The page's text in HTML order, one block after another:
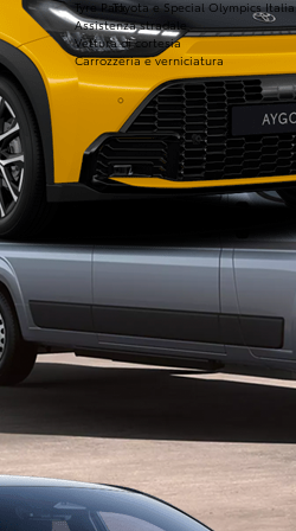
Tyre Park
Assistenza stradale
Vettura di cortesia
Carrozzeria e verniciatura
Toyota e Special Olympics Italia